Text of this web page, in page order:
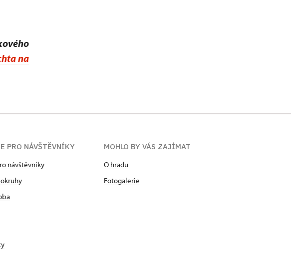
na
PRO NÁVŠTĚVNÍKY
návštěvníky
MOHLO BY VÁS ZAJÍMAT
O hradu
Fotogalerie